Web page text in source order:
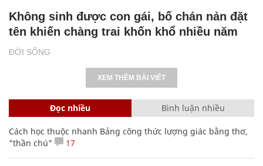
ĐỜI SỐNG
Không sinh được con gái, bố chán nản đặt
tên khiến chàng trai khốn khổ nhiều năm
XEM THÊM BÀI VIẾT
Đọc nhiều Bình luận nhiều
Cách học thuộc nhanh Bảng công thức lượng giác bằng thơ,
"thần chú"
17